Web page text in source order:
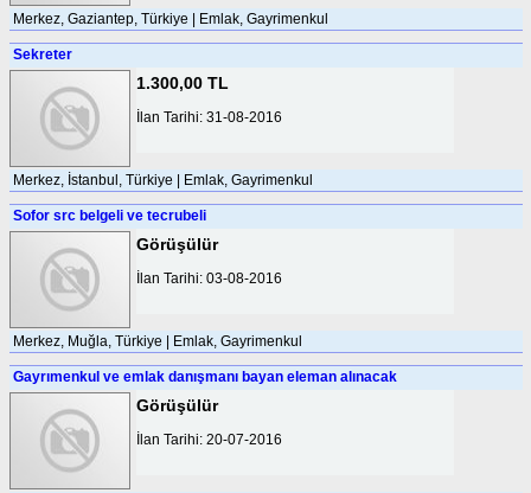
Merkez, Gaziantep, Türkiye | Emlak, Gayrimenkul
Sekreter
1.300,00 TL
İlan Tarihi: 31-08-2016
Merkez, İstanbul, Türkiye | Emlak, Gayrimenkul
Sofor src belgeli ve tecrubeli
Görüşülür
İlan Tarihi: 03-08-2016
Merkez, Muğla, Türkiye | Emlak, Gayrimenkul
Gayrımenkul ve emlak danışmanı bayan eleman alınacak
Görüşülür
İlan Tarihi: 20-07-2016